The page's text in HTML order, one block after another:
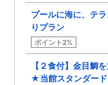
プールに海に、テ
りプラン
ポイント2%
【２食付】金目鯛
★当館スタンダー